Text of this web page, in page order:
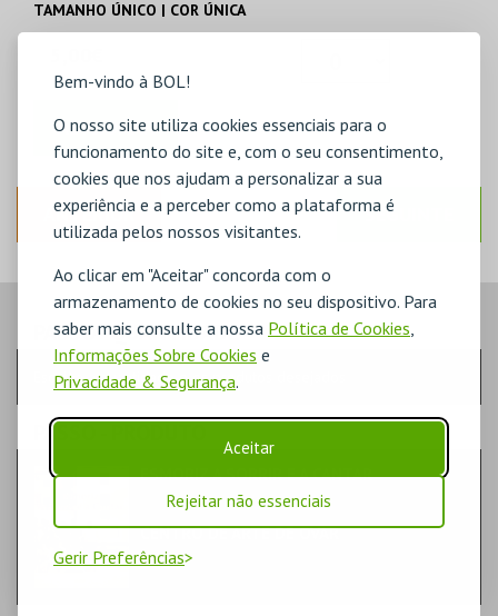
Bem-vindo à BOL!
O nosso site utiliza cookies essenciais para o
funcionamento do site e, com o seu consentimento,
cookies que nos ajudam a personalizar a sua
experiência e a perceber como a plataforma é
utilizada pelos nossos visitantes.
Ao clicar em "Aceitar" concorda com o
armazenamento de cookies no seu dispositivo. Para
saber mais consulte a nossa Política de Cookies,
Informações Sobre Cookies e
Privacidade & Segurança.
Aceitar
Rejeitar não essenciais
Gerir Preferências
TAMANHO ÚNICO | COR ÚNICA
ADICIONAR
ANTERIOR SEGUINTE
PASSO- QUANTIDADE
Escolha a quantidade e os produtos desejados
PASSO
ESMORIZ A SORRIR E A CANTAR
LIVROS
CENTRO DE ARTE DE OVAR